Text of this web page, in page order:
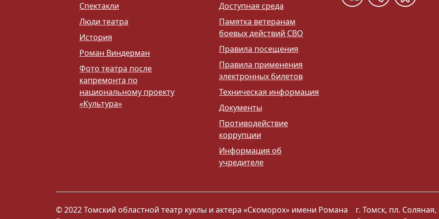
Спектакли
Люди театра
История
Роман Виндерман
Фото театра после
капремонта по
национальному проекту
«Культура»
Доступная среда
Памятка ветеранам
боевых действий СВО
Правила посещения
Правила применения
электронных билетов
Техническая информация
Документы
Противодействие
коррупции
Информация об
учредителе
© 2022 Томский областной театр куклы и актера «Скоморох» имени Романа
г. Томск, пл. Соляная,